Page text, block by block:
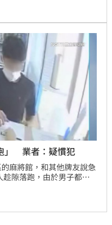
《周處》兩人才又上演大
」 業者：疑慣犯
麻將館，和其他牌友說急
隙落跑，由於男子都用
，男子疑似是慣犯，多